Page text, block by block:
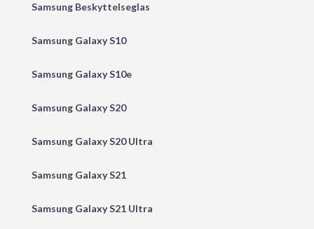
Samsung Beskyttelseglas
Samsung Galaxy S10
Samsung Galaxy S10e
Samsung Galaxy S20
Samsung Galaxy S20 Ultra
Samsung Galaxy S21
Samsung Galaxy S21 Ultra